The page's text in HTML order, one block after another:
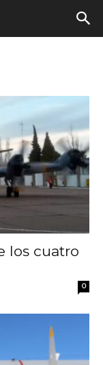
los cuatro
0